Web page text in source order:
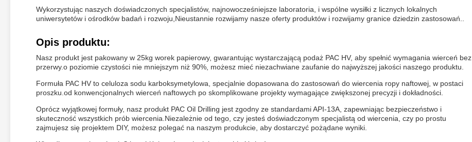
Wykorzystując naszych doświadczonych specjalistów, najnowocześniejsze laboratoria, i wspólne wysiłki z licznych lokalnych
uniwersytetów i ośrodków badań i rozwoju,Nieustannie rozwijamy nasze oferty produktów i rozwijamy granice dziedzin zastosowań..
Opis produktu:
Nasz produkt jest pakowany w 25kg worek papierowy, gwarantując wystarczającą podaż PAC HV, aby spełnić wymagania wierceń bez
przerwy.o poziomie czystości nie mniejszym niż 90%, możesz mieć niezachwiane zaufanie do najwyższej jakości naszego produktu.
Formuła PAC HV to celuloza sodu karboksymetylowa, specjalnie dopasowana do zastosowań do wiercenia ropy naftowej, w postaci
proszku.od konwencjonalnych wierceń naftowych po skomplikowane projekty wymagające zwiększonej precyzji i dokładności.
Oprócz wyjątkowej formuły, nasz produkt PAC Oil Drilling jest zgodny ze standardami API-13A, zapewniając bezpieczeństwo i
skuteczność wszystkich prób wiercenia.Niezależnie od tego, czy jesteś doświadczonym specjalistą od wiercenia, czy po prostu
zajmujesz się projektem DIY, możesz polegać na naszym produkcie, aby dostarczyć pożądane wyniki.